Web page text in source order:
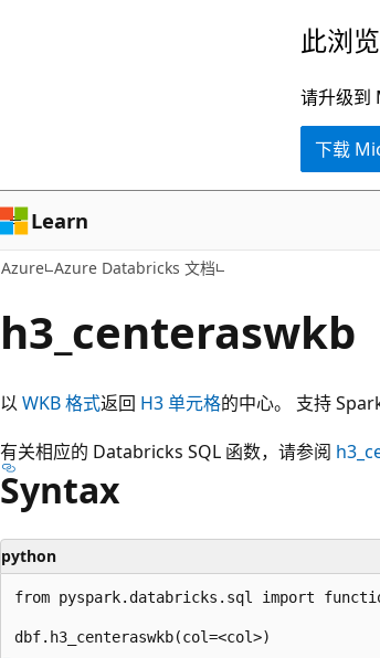
容
此浏
请升级到
下载
Learn
Azure Azure Databricks 文档
h3_centeraswkb
以 WKB 格式返回 H3 单元格的中心。 支持
有关相应的 Databricks SQL 函数，请参阅
Syntax
python
from pyspark.databricks.sql import